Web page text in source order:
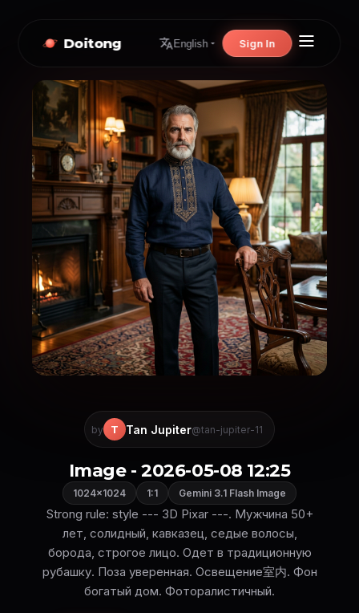
Doitong English Sign In
by T Tan Jupiter@tan-jupiter-11
Image - 2026-05-08 12:25
1024×1024 1:1 Gemini 3.1 Flash Image
Strong rule: style --- 3D Pixar ---. Мужчина 50+
лет, солидный, кавказец, седые волосы,
борода, строгое лицо. Одет в традиционную
рубашку. Поза уверенная. Освещение室内. Фон
богатый дом. Фоторалистичный.